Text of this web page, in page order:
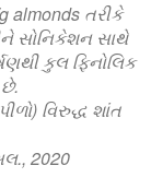
almonds તરીકે
સોનિકેશન સાથે
કુલ ફિનોલિક
વિરુદ્ધ શાંત
2020